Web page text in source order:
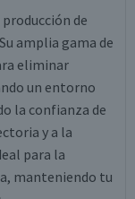
de
amplia gama de
eliminar
un entorno
la confianza de
y a la
para la
manteniendo tu